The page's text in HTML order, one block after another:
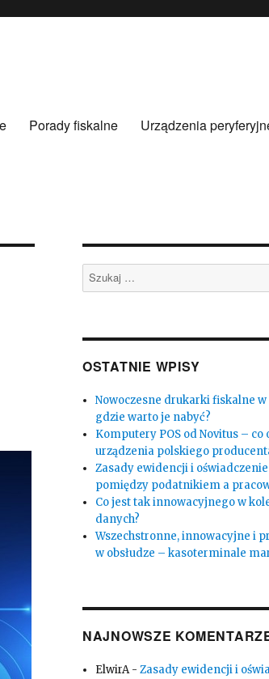
Porady fiskalne Urządzenia
Szukaj:
OSTATNIE WPISY
Nowoczesne drukarki fiskalne
gdzie warto je nabyć?
Komputery POS od Novitus – co
urządzenia polskiego
Zasady ewidencji i oświadczenie
pomiędzy podatnikiem a
Co jest tak innowacyjnego w
danych?
Wszechstronne, innowacyjne i
w obsłudze – kasoterminale
NAJNOWSZE
ElwirA-Zasady ewidencji i